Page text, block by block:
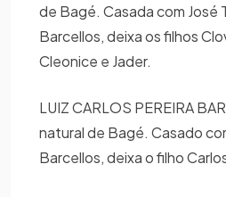
de Bagé. Casada com José
Barcellos, deixa os filhos
Cleonice e Jader.
LUIZ CARLOS PEREIRA
natural de Bagé. Casado
Barcellos, deixa o filho